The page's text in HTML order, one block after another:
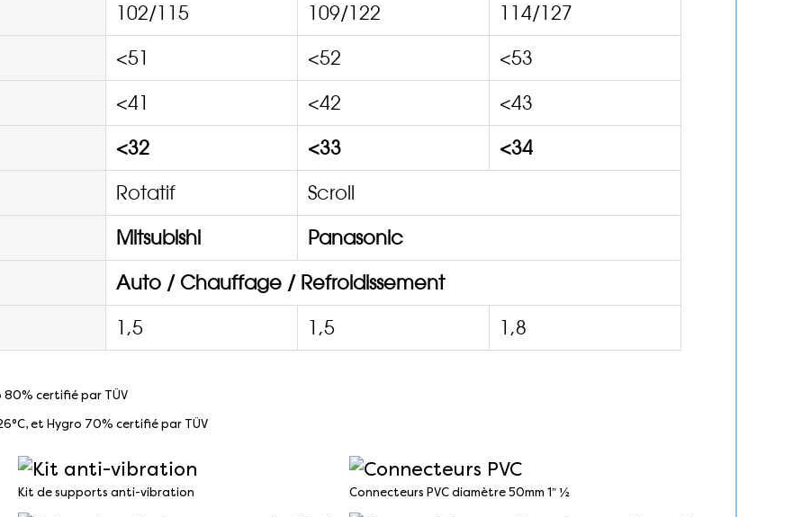
102/115 109/122
114/127
<51 <52
<53
<41 <42
<43
<32 <33
<34
Rotatif
Scroll
Mitsubishi
Panasonic
Auto / Chauffage / Refroidissement
1,5 1,5 1,8
80% certifié par TÜV
et Hygro 70% certifié par TÜV
Kit de supports anti-vibration Connecteurs PVC diamètre 50mm 1″ ½